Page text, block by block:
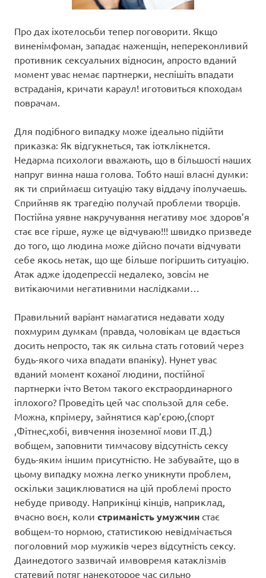
Про дах іхотелосьби тепер поговорити. Якщо
виненімфоман, западає наженщін, непереконливий
противник сексуальних відносин, апросто вданий
момент увас немає партнерки, неспішіть впадати
встраданія, кричати караул! иготовиться кпоходам
поврачам.
Для подібного випадку може ідеально підійти
приказка: Як відгукнеться, так іотклікнется.
Недарма психологи вважають, що в більшості наших
напруг винна наша голова. Тобто наші власні думки:
як ти сприймаєш ситуацію таку віддачу іполучаешь.
Сприйняв як трагедію получай проблеми творців.
Постійна уявне накручування негативу моє здоров’я
стає все гірше, яуже це відчуваю!!! швидко призведе
до того, що людина може дійсно почати відчувати
себе якось нетак, що ще більше погіршить ситуацію.
Атак адже ідодепрессіі недалеко, зовсім не
витікаючими негативними наслідками…
Правильний варіант намагатися недавати ходу
похмурим думкам (правда, чоловікам це вдається
досить непросто, так як сильна стать готовий через
будь-якого чиха впадати впаніку). Нунет увас
вданий момент коханої людини, постійної
партнерки ічто Ветом такого екстраординарного
іплохого? Проведіть цей час спользой для себе.
Можна, кпрімеру, зайнятися кар’єрою,(спорт
,Фітнес,хобі, вивчення іноземної мови ІТ.Д.)
вобщем, заповнити тимчасову відсутність сексу
будь-яким іншим присутністю. Не забувайте, що в
цьому випадку можна легко уникнути проблем,
оскільки зациклюватися на цій проблемі просто
небуде приводу. Наприкінці кінців, наприклад,
вчасно воєн, коли стриманість умужчин стає
вобщем-то нормою, статистикою невідмічається
поголовний мор мужиків через відсутність сексу.
Даинедотого зазвичай имвовремя катаклізмів
статевий потяг нанекоторое час сильно